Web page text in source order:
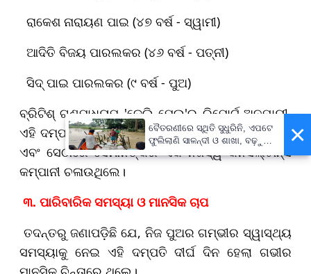
ରାକେଶ ନାରାୟଣ ପାଇ (୪୭ ବର୍ଷ - ସ୍ୱାମୀ)
ଆଦିତି ବିଜୟ ପାରଲକର (୪୬ ବର୍ଷ - ପତ୍ନୀ)
ସିଦ୍ ପାଇ ପାରଲକର (୯ ବର୍ଷ - ପୁଅ)
ବ୍ରିଟିଶ୍ ଗଣମାଧ୍ୟମ 'ଡେଲି ମେଲ୍'ର ରିପୋର୍ଟ ଅନୁଯାୟୀ,
ଏହି ଦମ୍ପତି ଭାରତରୁ ଆସି ଲଣ୍ଡନରେ ବସବାସ କରୁଥିଲେ
ଏବଂ ସେଠାରେ ସେମାନଙ୍କର ଏକ ନିଜସ୍ୱ କନସଲ୍ଟାନ୍ସି
କମ୍ପାନୀ ଚଳାଉଥିଲେ।
୩. ପାରିବାରିକ ସମସ୍ୟା ଓ ମାନସିକ ଚାପ
ତଦନ୍ତରୁ ଜଣାପଡ଼ିଛି ଯେ, ନିଜ ପୁଅର ଗମ୍ଭୀର ସ୍ୱାସ୍ଥ୍ୟ
ସମସ୍ୟାକୁ ନେଇ ଏହି ଦମ୍ପତି ଦୀର୍ଘ ଦିନ ହେଲା ଗଭୀର
×
ବୈତରଣୀରେ ସ୍ଥିତି ସୁଧୁରିନି, ଏପଟେ
ଫୁଲିଲାଣି ସାଳନ୍ଦୀ ଓ ଶାଖା, ବଢ଼ୁଛି